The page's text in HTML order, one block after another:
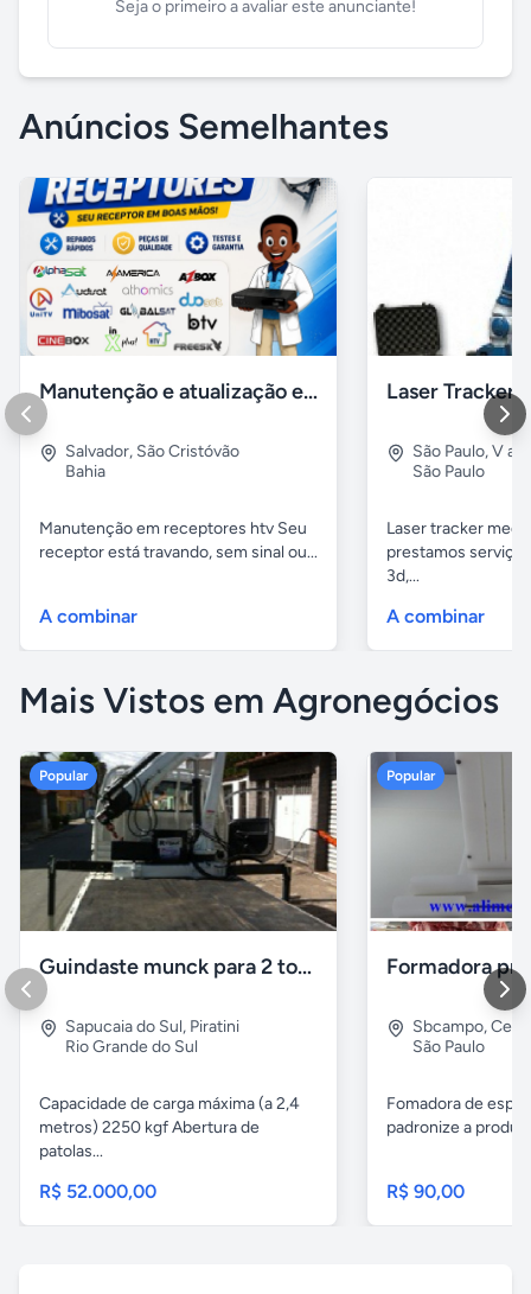
Seja o primeiro a avaliar este anunciante!
Anúncios Semelhantes
Manutenção e atualização em receptores Htv em Salvador Ba
Salvador, São Cristóvão
Bahia
Manutenção em receptores htv Seu
receptor está travando, sem sinal ou...
A combinar
São Paulo,V
São Paulo
Laser tracker
prestamos
3d,...
A combinar
Mais Vistos em Agronegócios
Popular
Guindaste munck para 2 toneladas
Sapucaia do Sul, Piratini
Rio Grande do Sul
Capacidade de carga máxima (a 2,4
metros) 2250 kgf Abertura de
patolas...
R$ 52.000,00
Popular
Sbcampo,
São Paulo
Fomadora de
padronize a
R$ 90,00